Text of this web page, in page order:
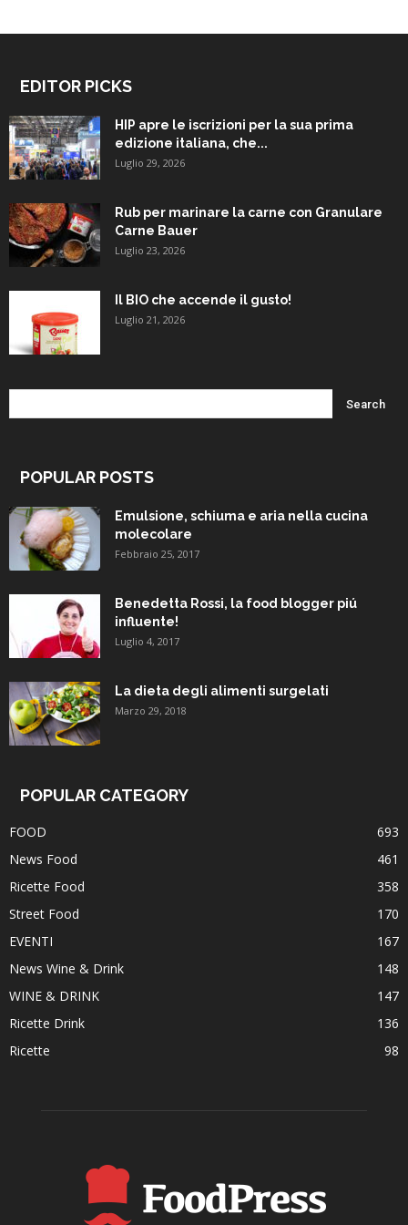
EDITOR PICKS
HIP apre le iscrizioni per la sua prima
edizione italiana, che...
Luglio 29, 2026
Rub per marinare la carne con Granulare
Carne Bauer
Luglio 23, 2026
Il BIO che accende il gusto!
Luglio 21, 2026
POPULAR POSTS
Emulsione, schiuma e aria nella cucina
molecolare
Febbraio 25, 2017
Benedetta Rossi, la food blogger piú
influente!
Luglio 4, 2017
La dieta degli alimenti surgelati
Marzo 29, 2018
POPULAR CATEGORY
FOOD
693
News Food
461
Ricette Food
358
Street Food
170
EVENTI
167
News Wine & Drink
148
WINE & DRINK
147
Ricette Drink
136
Ricette
98